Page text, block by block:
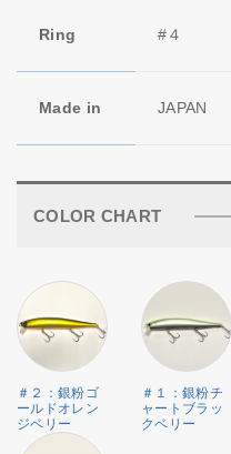
Ring #４
Made in JAPAN
COLOR CHART
＃２：銀粉ゴ
ールドオレン
ジベリー
＃１：銀粉チ
ャートブラッ
クベリー